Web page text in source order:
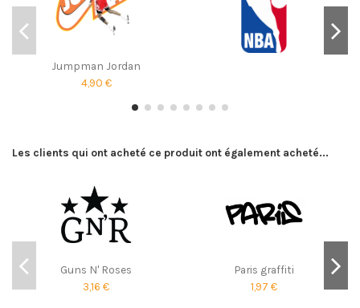
Jumpman Jordan
4,90 €
Les clients qui ont acheté ce produit ont également acheté...
Guns N' Roses
3,16 €
Paris graffiti
1,97 €